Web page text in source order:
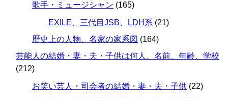
歌手・ミュージシャン (165)
EXILE、三代目JSB、LDH系 (21)
歴史上の人物、名家の家系図 (164)
芸能人の結婚・妻・夫・子供は何人、名前、年齢、学校
(212)
お笑い芸人・司会者の結婚・妻・夫・子供 (22)